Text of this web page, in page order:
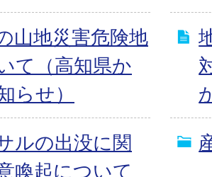
山地災害危険地
て（高知県か
らせ）
ルの出没に関
喚起について